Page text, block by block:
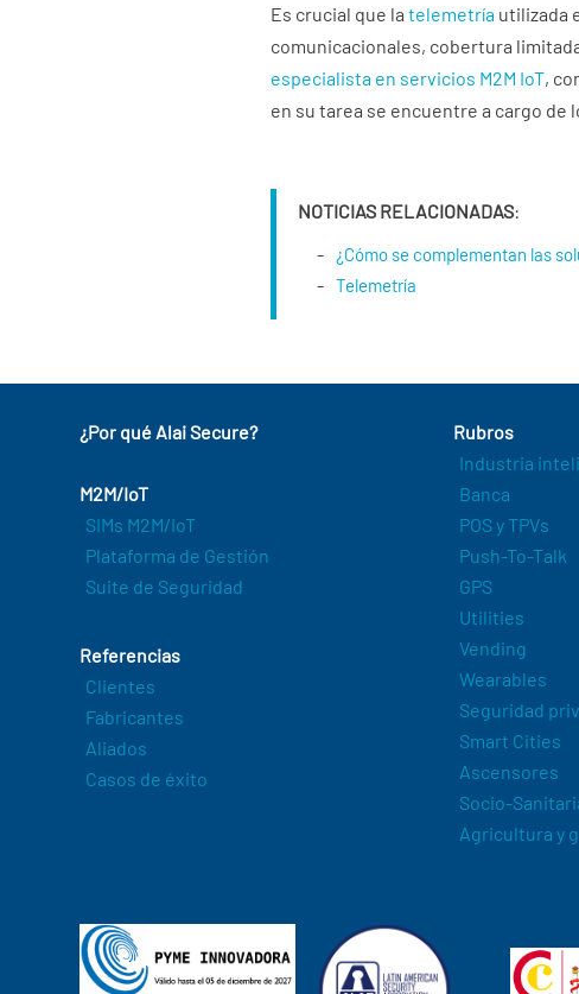
Es crucial que latelemetría utilizada
comunicacionales, cobertura
especialista en servicios M2M IoT,
en su tarea se encuentre a cargo de
NOTICIAS RELACIONADAS:
¿Cómo se complementan las
Telemetría
¿Por qué Alai Secure?
M2M/IoT
SIMs M2M/IoT
Plataforma de Gestión
Suite de Seguridad
Referencias
Clientes
Fabricantes
Aliados
Casos de éxito
Rubros
Industria
Banca
POS y TPVs
Push-To-Talk
GPS
Utilities
Vending
Wearables
Seguridad
Smart Cities
Ascensores
Socio-
Agricultura y